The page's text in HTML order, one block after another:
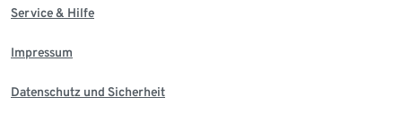
Service & Hilfe
Impressum
Datenschutz und Sicherheit